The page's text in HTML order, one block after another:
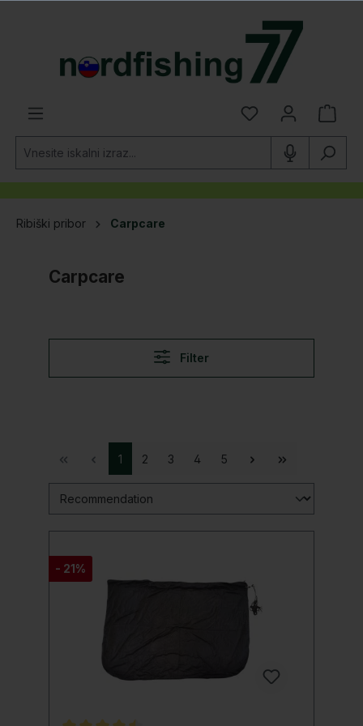
Ribiški pribor Carpcare
Carpcare
Filter
1 2 3 4 5
- 21%